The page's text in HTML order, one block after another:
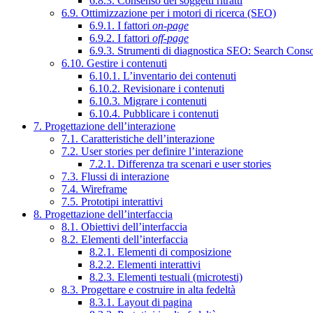
6.9. Ottimizzazione per i motori di ricerca (SEO)
6.9.1. I fattori on-page
6.9.2. I fattori off-page
6.9.3. Strumenti di diagnostica SEO: Search
6.10. Gestire i contenuti
6.10.1. L’inventario dei contenuti
6.10.2. Revisionare i contenuti
6.10.3. Migrare i contenuti
6.10.4. Pubblicare i contenuti
7. Progettazione dell’interazione
7.1. Caratteristiche dell’interazione
7.2. User stories per definire l’interazione
7.2.1. Differenza tra scenari e user stories
7.3. Flussi di interazione
7.4. Wireframe
7.5. Prototipi interattivi
8. Progettazione dell’interfaccia
8.1. Obiettivi dell’interfaccia
8.2. Elementi dell’interfaccia
8.2.1. Elementi di composizione
8.2.2. Elementi interattivi
8.2.3. Elementi testuali (microtesti)
8.3. Progettare e costruire in alta fedeltà
8.3.1. Layout di pagina